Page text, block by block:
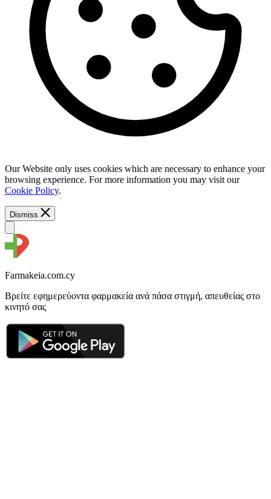
Our Website only uses cookies which are necessary to enhance your
browsing experience. For more information you may visit our
Cookie Policy.
Dismiss
Farmakeia.com.cy
Βρείτε εφημερεύοντα φαρμακεία ανά πάσα στιγμή, απευθείας στο
κινητό σας